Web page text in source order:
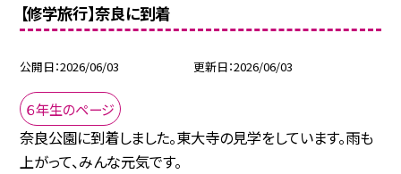
【修学旅行】奈良に到着
公開日 2026/06/03 更新日 2026/06/03
６年生のページ
奈良公園に到着しました。東大寺の見学をしています。雨も
上がって、みんな元気です。